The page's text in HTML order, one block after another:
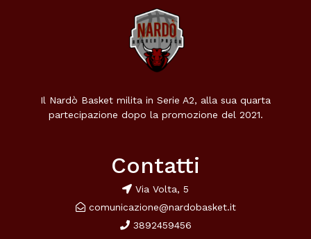
Il Nardò Basket milita in Serie A2, alla sua quarta
partecipazione dopo la promozione del 2021.
Contatti
Via Volta, 5
comunicazione@nardobasket.it
3892459456